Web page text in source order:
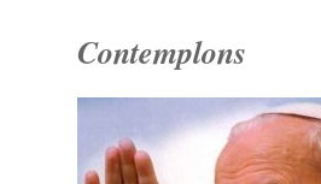
Contemplons